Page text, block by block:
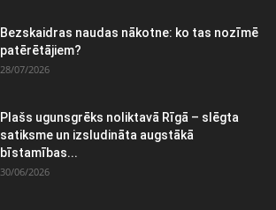
Bezskaidras naudas nākotne: ko tas nozīmē
patērētājiem?
28/07/2026
Plašs ugunsgrēks noliktavā Rīgā – slēgta
satiksme un izsludināta augstākā
bīstamības...
30/06/2026